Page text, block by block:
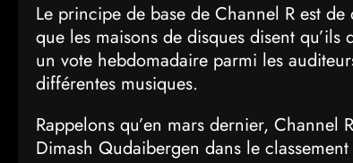
Le principe de base de Channel R est
que les maisons de disques disent
un vote hebdomadaire parmi les
différentes musiques.
Rappelons qu’en mars dernier,
Dimash Qudaibergen dans le